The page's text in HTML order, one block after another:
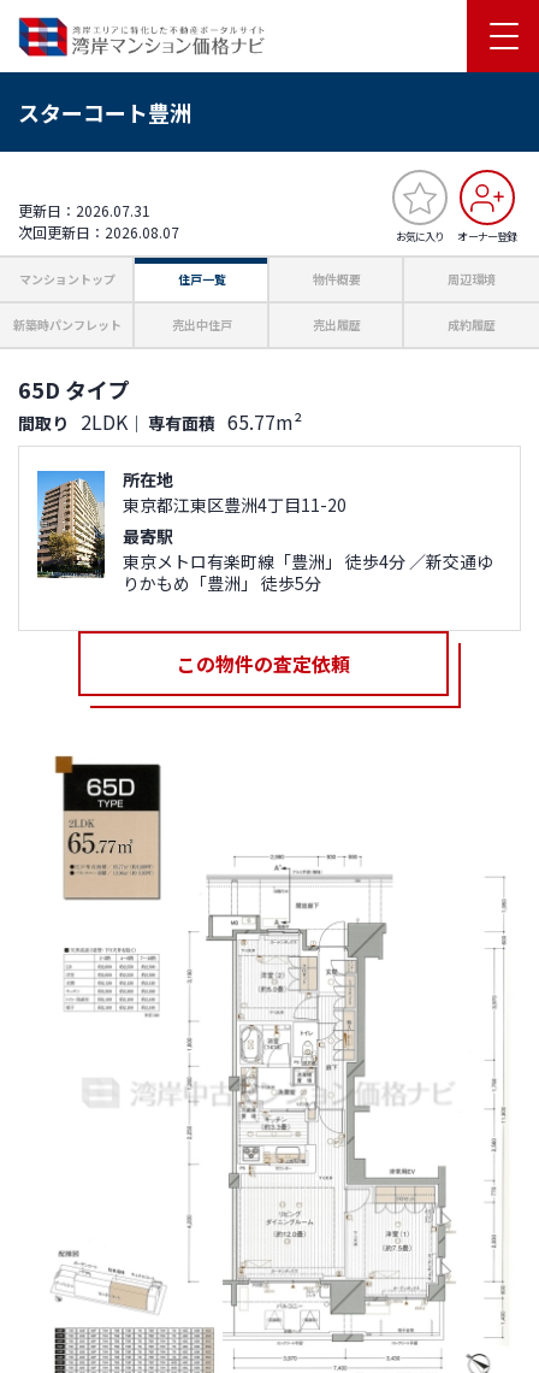
スターコート豊洲
お気に入り オーナー登録
更新日：2026.07.31
次回更新日：2026.08.07
マンショントップ 住戸一覧 物件概要 周辺環境
新築時パンフレット 売出中住戸 売出履歴 成約履歴
65D タイプ
間取り 2LDK ｜ 専有面積 65.77m²
所在地
東京都江東区豊洲4丁目11-20
最寄駅
東京メトロ有楽町線「豊洲」 徒歩4分 ／新交通ゆ
りかもめ「豊洲」 徒歩5分
この物件の査定依頼